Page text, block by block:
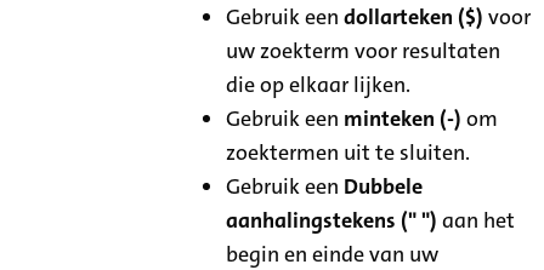
Gebruik eendollarteken ($) voor
uw zoekterm voor resultaten
die op elkaar lijken.
Gebruik een minteken (-) om
zoektermen uit te sluiten.
Gebruik een Dubbele
aanhalingstekens (" ") aan het
begin en einde van uw